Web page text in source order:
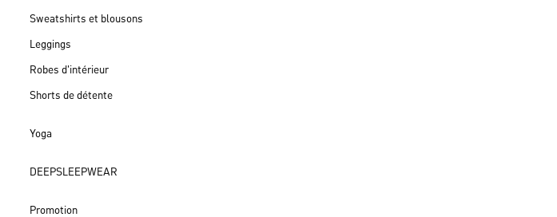
Sweatshirts et blousons
Leggings
Robes d'intérieur
Shorts de détente
Yoga
DEEPSLEEPWEAR
Promotion